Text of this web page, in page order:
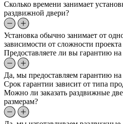
Сколько времени занимает
раздвижной двери?
Установка обычно занимает от
зависимости от сложности
Предоставляете ли вы гарантию
Да, мы предоставляем гарантию
Срок гарантии зависит от типа
Можно ли заказать раздвижные
размерам?